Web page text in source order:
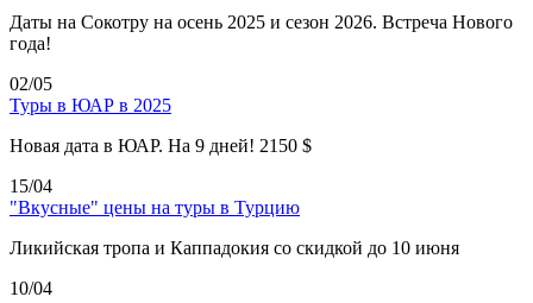
Даты на Сокотру на осень 2025 и сезон 2026. Встреча Нового
года!
02/05
Туры в ЮАР в 2025
Новая дата в ЮАР. На 9 дней! 2150 $
15/04
"Вкусные" цены на туры в Турцию
Ликийская тропа и Каппадокия со скидкой до 10 июня
10/04